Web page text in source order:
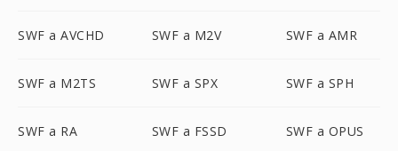
SWF a AVCHD SWF a M2V SWF a AMR
SWF a M2TS SWF a SPX SWF a SPH
SWF a RA SWF a FSSD SWF a OPUS